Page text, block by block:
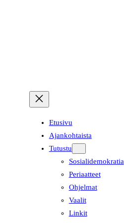
Etusivu
Ajankohtaista
Tutustu
Sosialidemokratia
Periaatteet
Ohjelmat
Vaalit
Linkit